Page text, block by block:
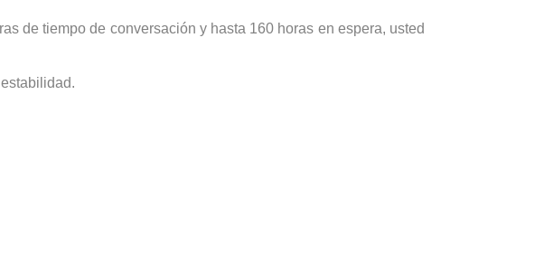
de tiempo de conversación y hasta 160 horas en espera, usted